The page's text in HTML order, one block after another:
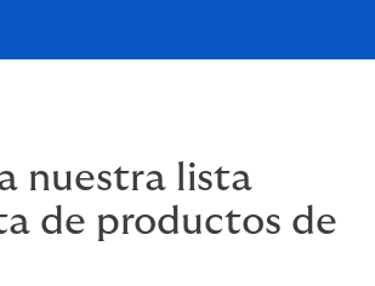
nuestra lista
de productos de